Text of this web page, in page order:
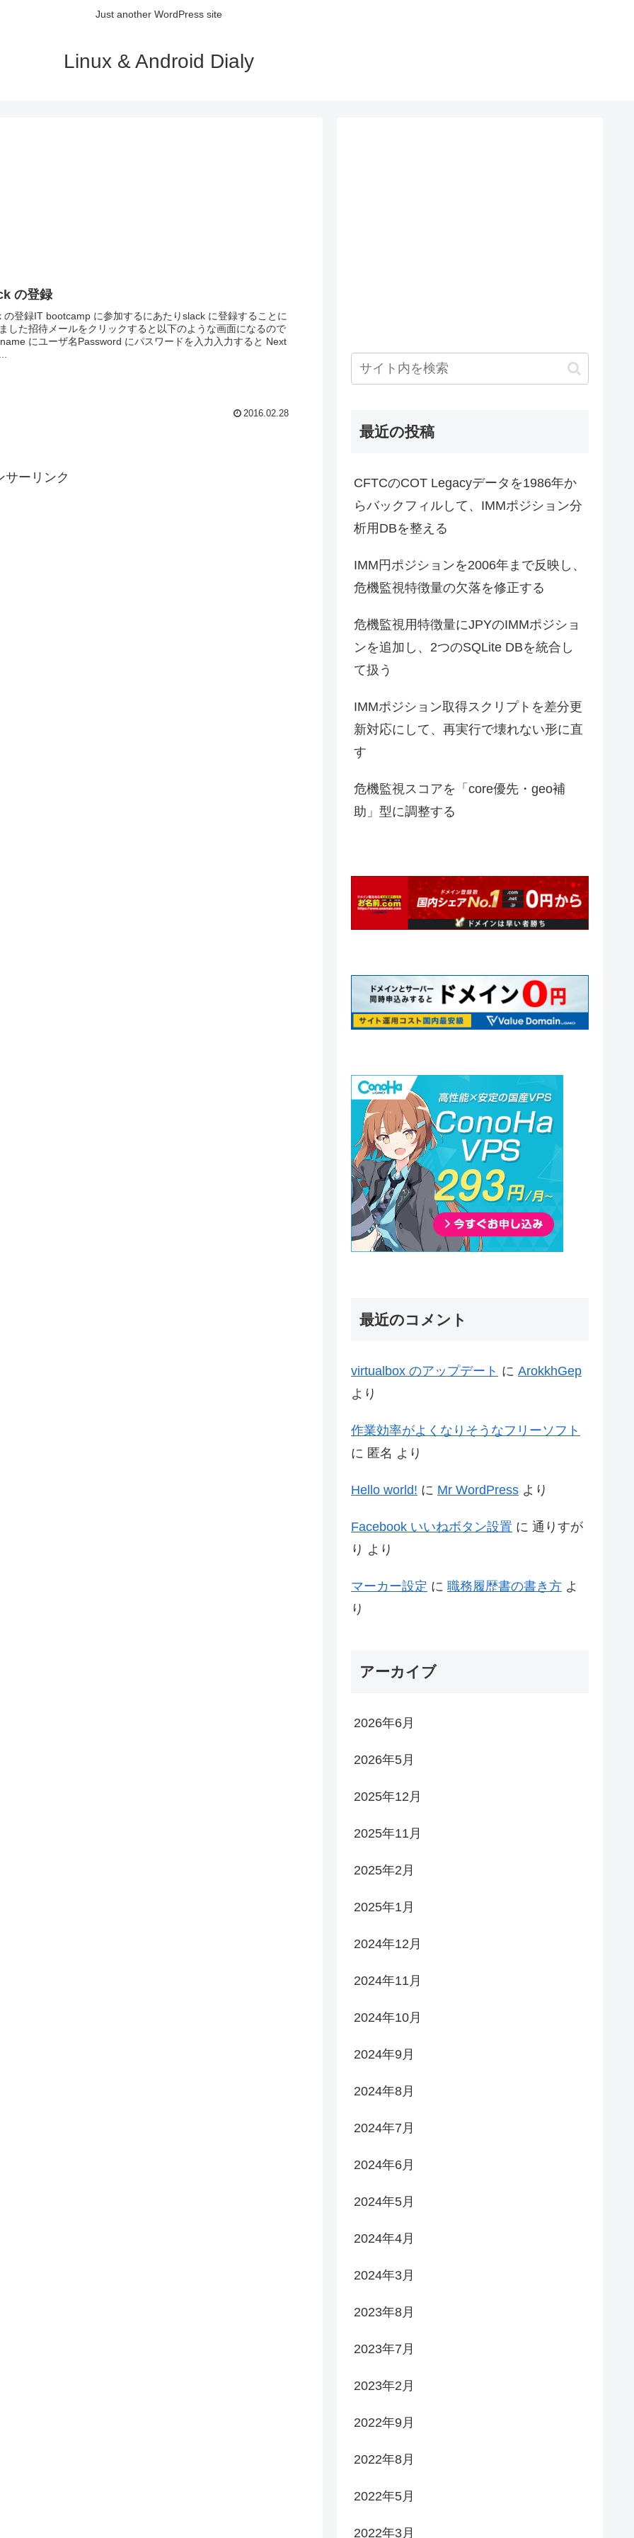
Just another WordPress site
Linux & Android Dialy
の登録
の登録IT bootcamp に参加するにあたりslack に登録することに
した招待メールをクリックすると以下のような画面になるので
にユーザ名Password にパスワードを入力入力すると Next
2016.02.28
サーリンク
最近の投稿
CFTCのCOT Legacyデータを1986年か
らバックフィルして、IMMポジション分
析用DBを整える
IMM円ポジションを2006年まで反映し、
危機監視特徴量の欠落を修正する
危機監視用特徴量にJPYのIMMポジショ
ンを追加し、2つのSQLite DBを統合し
て扱う
IMMポジション取得スクリプトを差分更
新対応にして、再実行で壊れない形に直
す
危機監視スコアを「core優先・geo補
助」型に調整する
最近のコメント
virtualbox のアップデート に ArokkhGep
より
作業効率がよくなりそうなフリーソフト
に 匿名 より
Hello world! に Mr WordPress より
Facebook いいねボタン設置 に 通りすが
り より
マーカー設定 に 職務履歴書の書き方 よ
り
アーカイブ
2026年6月
2026年5月
2025年12月
2025年11月
2025年2月
2025年1月
2024年12月
2024年11月
2024年10月
2024年9月
2024年8月
2024年7月
2024年6月
2024年5月
2024年4月
2024年3月
2023年8月
2023年7月
2023年2月
2022年9月
2022年8月
2022年5月
2022年3月